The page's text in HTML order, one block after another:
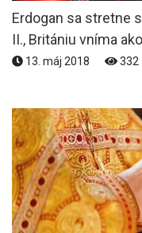
Erdogan sa stretne
II., Britániu vníma
13. máj 2018 332